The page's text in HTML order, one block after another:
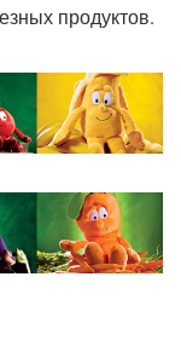
продуктов.